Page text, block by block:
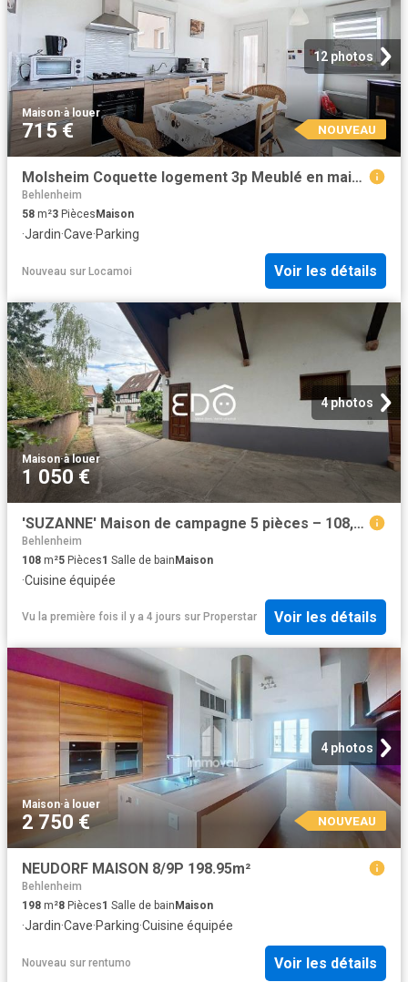
12 photos
Maison·à louer
715 € NOUVEAU
Molsheim Coquette logement 3p Meublé en maison bifamille
Behlenheim
58 m²3 Pièces Maison
·Jardin·Cave·Parking
Nouveau sur Locamoi Voir les détails
4 photos
Maison·à louer
1 050 €
'SUZANNE' Maison de campagne 5 pièces – 108,29 m² – Saes
Behlenheim
108 m²5 Pièces1 Salle de bainMaison
·Cuisine équipée
Vu la première fois il y a 4 jours sur Properstar Voir les détails
4 photos
Maison·à louer
2 750 € NOUVEAU
NEUDORF MAISON 8/9P 198.95m²
Behlenheim
198 m²8 Pièces1 Salle de bain Maison
·Jardin·Cave·Parking·Cuisine équipée
Nouveau sur rentumo Voir les détails